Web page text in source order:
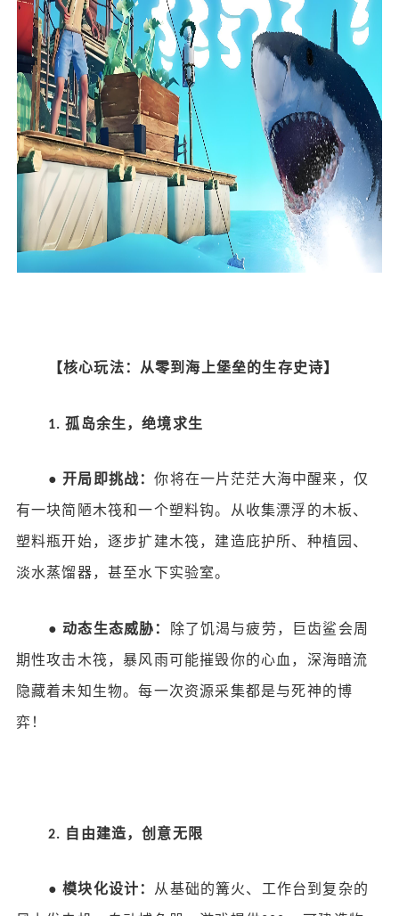
【核心玩法：从零到海上堡垒的生存史诗】
1.孤岛余生，绝境求生
● 开局即挑战：你将在一片茫茫大海中醒来，仅
有一块简陋木筏和一个塑料钩。从收集漂浮的木板、
塑料瓶开始，逐步扩建木筏，建造庇护所、种植园、
淡水蒸馏器，甚至水下实验室。
● 动态生态威胁： 除了饥渴与疲劳，巨齿鲨会周
期性攻击木筏，暴风雨可能摧毁你的心血，深海暗流
隐藏着未知生物。每一次资源采集都是与死神的博
弈！
2. 自由建造，创意无限
● 模块化设计： 从基础的篝火、工作台到复杂的